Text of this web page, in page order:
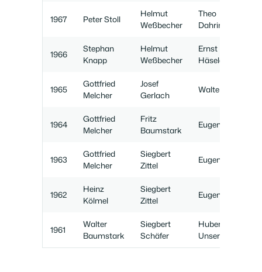
1967 Peter Stoll
Helmut
Weßbecher
Theo
Dahringer
1966
Stephan
Knapp
Helmut
Weßbecher
Ernst
Häseler
1965
Gottfried
Melcher
Josef
Gerlach
Walter Huck
1964
Gottfried
Melcher
Fritz
Baumstark
Eugen Knapp
1963
Gottfried
Melcher
Siegbert
Zittel
Eugen Knapp
1962
Heinz
Kölmel
Siegbert
Zittel
Eugen Knapp
1961
Walter
Baumstark
Siegbert
Schäfer
Hubert
Unser